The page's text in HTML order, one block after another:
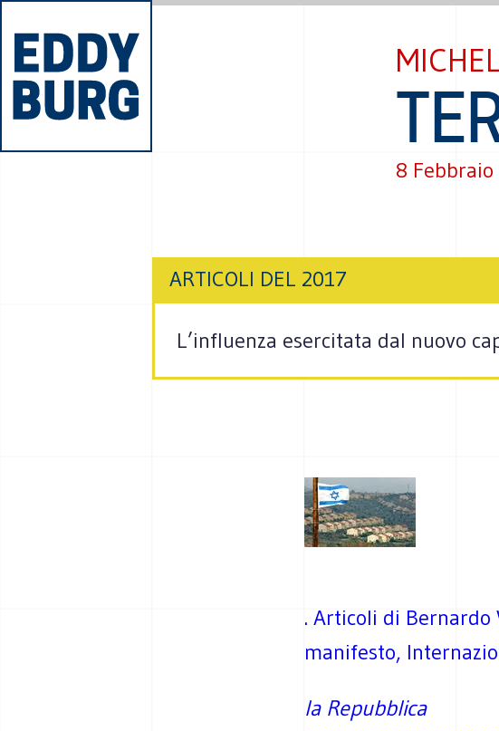
8 Febbraio
ARTICOLI DEL 2017
L’influenza esercitata dal nuovo
. Articoli di Bernardo
manifesto,
la Repubblica